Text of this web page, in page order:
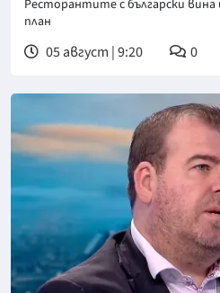
Ресторантите с български вина
план
05 август | 9:20 0